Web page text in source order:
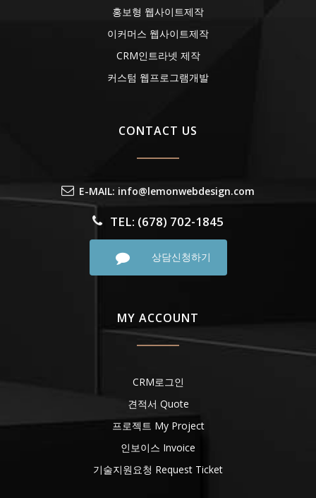
홍보형 웹사이트제작
이커머스 웹사이트제작
CRM인트라넷 제작
커스텀 웹프로그램개발
CONTACT US
E-MAIL: info@lemonwebdesign.com
TEL: (678) 702-1845
상담신청하기
MY ACCOUNT
CRM로그인
견적서 Quote
프로젝트 My Project
인보이스 Invoice
기술지원요청 Request Ticket